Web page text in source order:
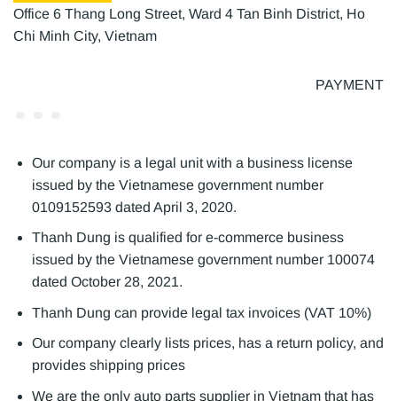
Office 6 Thang Long Street, Ward 4 Tan Binh District, Ho
Chi Minh City, Vietnam
PAYMENT
Our company is a legal unit with a business license
issued by the Vietnamese government number
0109152593 dated April 3, 2020.
Thanh Dung is qualified for e-commerce business
issued by the Vietnamese government number 100074
dated October 28, 2021.
Thanh Dung can provide legal tax invoices (VAT 10%)
Our company clearly lists prices, has a return policy, and
provides shipping prices
We are the only auto parts supplier in Vietnam that has